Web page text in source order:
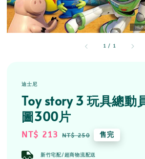
1 / 1
迪士尼
Toy story 3 玩具總
圖300片
Sale
NT$ 213 Regular
NT$ 250 售完
新竹宅配/超商物流配送